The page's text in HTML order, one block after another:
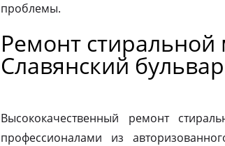
проблемы.
Ремонт
Славянский бульвар
Высококачественный ремонт
профессионалами из